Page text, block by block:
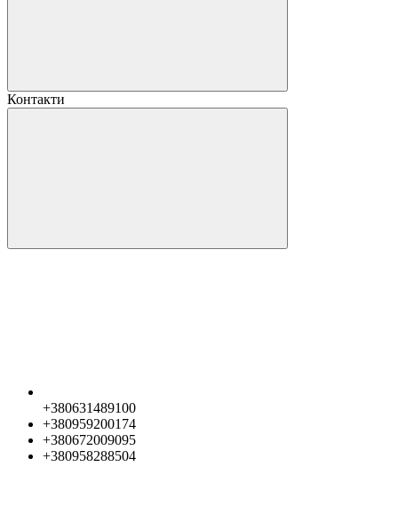
Контакти
+380631489100
+380959200174
+380672009095
+380958288504